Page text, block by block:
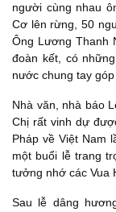
người cùng nhau
Cơ lên rừng, 50
Ông Lương Thanh
đoàn kết, có
nước chung tay
Nhà văn, nhà báo
Chị rất vinh dự
Pháp về Việt Nam
một buổi lễ trang
tưởng nhớ các Vua
Sau lễ dâng